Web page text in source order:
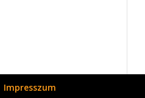
Impresszum